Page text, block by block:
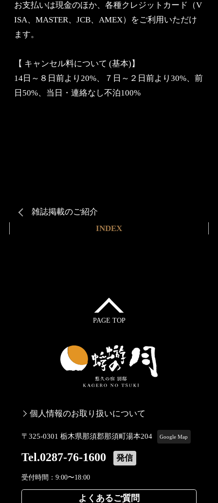
お支払いは現金のほか、各種クレジットカード（V
ISA、MASTER、JCB、AMEX）をご利用いただけ
ます。
【 キャンセル料について (基本)】
14日～８日前より20%、７日～２日前より30%、前
日50%、当日・連絡なし不泊100%
雑誌掲載のご紹介
INDEX
PAGE TOP
個人情報のお取り扱いについて
〒325-0301 栃木県那須郡那須町湯本204 Google Map
Tel.0287-76-1600 発信
受付時間：9:00〜18:00
よくあるご質問